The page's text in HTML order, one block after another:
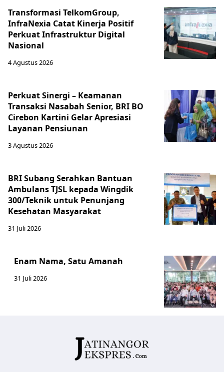
Transformasi TelkomGroup,
InfraNexia Catat Kinerja Positif
Perkuat Infrastruktur Digital
Nasional
4 Agustus 2026
Perkuat Sinergi – Keamanan
Transaksi Nasabah Senior, BRI BO
Cirebon Kartini Gelar Apresiasi
Layanan Pensiunan
3 Agustus 2026
BRI Subang Serahkan Bantuan
Ambulans TJSL kepada Wingdik
300/Teknik untuk Penunjang
Kesehatan Masyarakat ​
31 Juli 2026
Enam Nama, Satu Amanah
31 Juli 2026